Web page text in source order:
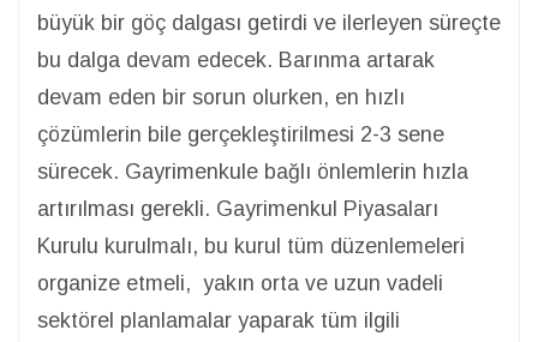
büyük bir göç dalgası getirdi ve ilerleyen süreçte
bu dalga devam edecek. Barınma artarak
devam eden bir sorun olurken, en hızlı
çözümlerin bile gerçekleştirilmesi 2-3 sene
sürecek. Gayrimenkule bağlı önlemlerin hızla
artırılması gerekli. Gayrimenkul Piyasaları
Kurulu kurulmalı, bu kurul tüm düzenlemeleri
organize etmeli, yakın orta ve uzun vadeli
sektörel planlamalar yaparak tüm ilgili